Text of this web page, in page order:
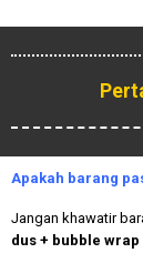
Apakah barang
Jangan khawatir
dus + bubble wrap